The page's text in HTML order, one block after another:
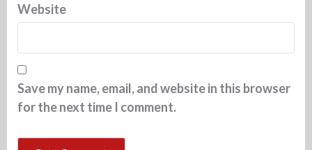
Website
Save my name, email, and website in this browser
for the next time I comment.